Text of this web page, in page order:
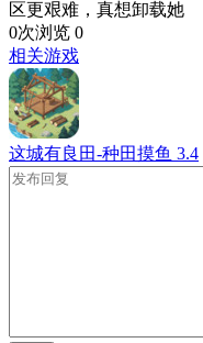
区更艰难，真想卸载她
0次浏览 0
相关游戏
这城有良田-种田摸鱼 3.4